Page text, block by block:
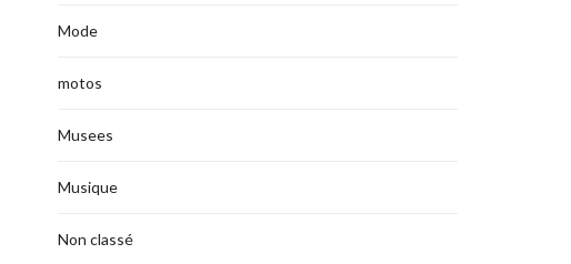
Mode
motos
Musees
Musique
Non classé